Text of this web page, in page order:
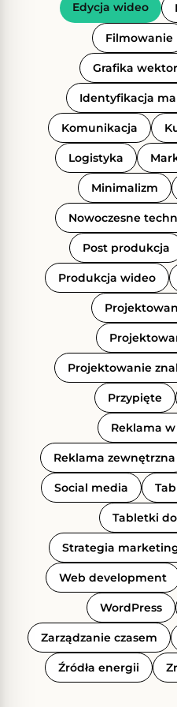
Edycja wideo
Filmowanie
Grafika
Identyfikacja
Komunikacja
Logistyka
Minimalizm
Nowoczesne
Post produkcja
Produkcja wideo
Projektowanie
Przypięte
Reklama
Reklama zewnętrzna
Social media
Tabletki
Strategia
Web development
WordPress
Zarządzanie czasem
Źródła energii